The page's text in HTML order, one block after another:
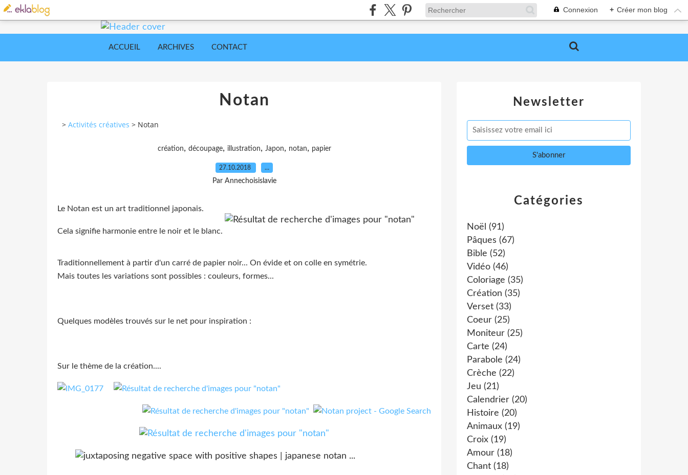
Connexion + Créer mon blog
ACCUEIL ARCHIVES CONTACT
Notan
> Activités créatives > Notan
création, découpage, illustration, Japon, notan, papier
27.10.2018 …
Par Annechoisislavie
Le Notan est un art traditionnel japonais.
Cela signifie harmonie entre le noir et le blanc.
Traditionnellement à partir d'un carré de papier noir... On évide et on colle en symétrie.
Mais toutes les variations sont possibles : couleurs, formes...
Quelques modèles trouvés sur le net pour inspiration :
Sur le thème de la création....
Newsletter
Catégories
Noël (91)
Pâques (67)
Bible (52)
Vidéo (46)
Coloriage (35)
Création (35)
Verset (33)
Coeur (25)
Moniteur (25)
Carte (24)
Parabole (24)
Crèche (22)
Jeu (21)
Calendrier (20)
Histoire (20)
Animaux (19)
Croix (19)
Amour (18)
Chant (18)